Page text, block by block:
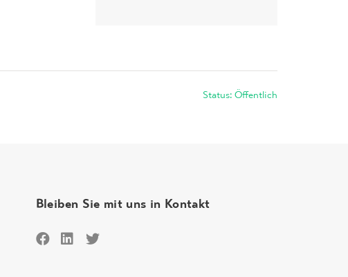
Status: Öffentlich
Bleiben Sie mit uns in Kontakt